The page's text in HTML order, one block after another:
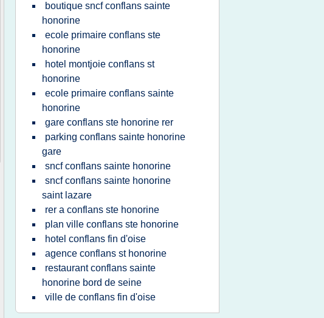
boutique sncf conflans sainte
honorine
ecole primaire conflans ste
honorine
hotel montjoie conflans st
honorine
ecole primaire conflans sainte
honorine
gare conflans ste honorine rer
parking conflans sainte honorine
gare
sncf conflans sainte honorine
sncf conflans sainte honorine
saint lazare
rer a conflans ste honorine
plan ville conflans ste honorine
hotel conflans fin d'oise
agence conflans st honorine
restaurant conflans sainte
honorine bord de seine
ville de conflans fin d'oise